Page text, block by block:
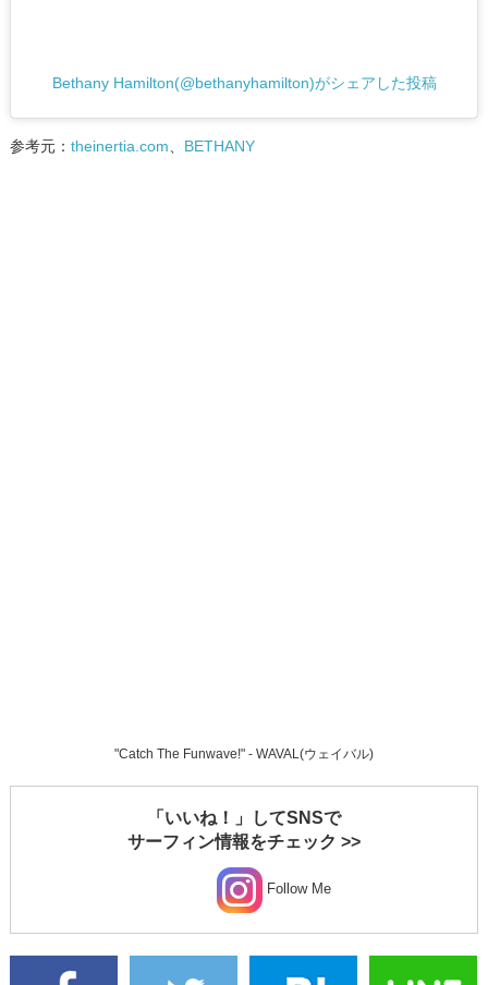
Bethany Hamilton(@bethanyhamilton)がシェアした投稿
参考元： theinertia.com BETHANY
"Catch The Funwave!" - WAVAL(ウェイバル)
「いいね！」してSNSで
サーフィン情報をチェック >>
Follow Me